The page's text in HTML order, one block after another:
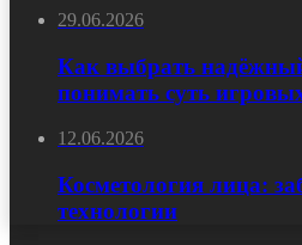
29.06.2026
Как выбрать
понимать суть
12.06.2026
Косметология лица:
технологии